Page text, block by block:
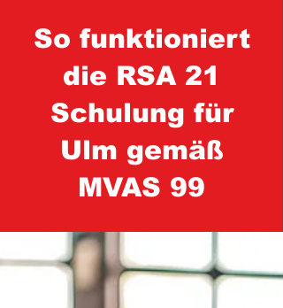
So funktioniert
die RSA 21
Schulung für
Ulm gemäß
MVAS 99